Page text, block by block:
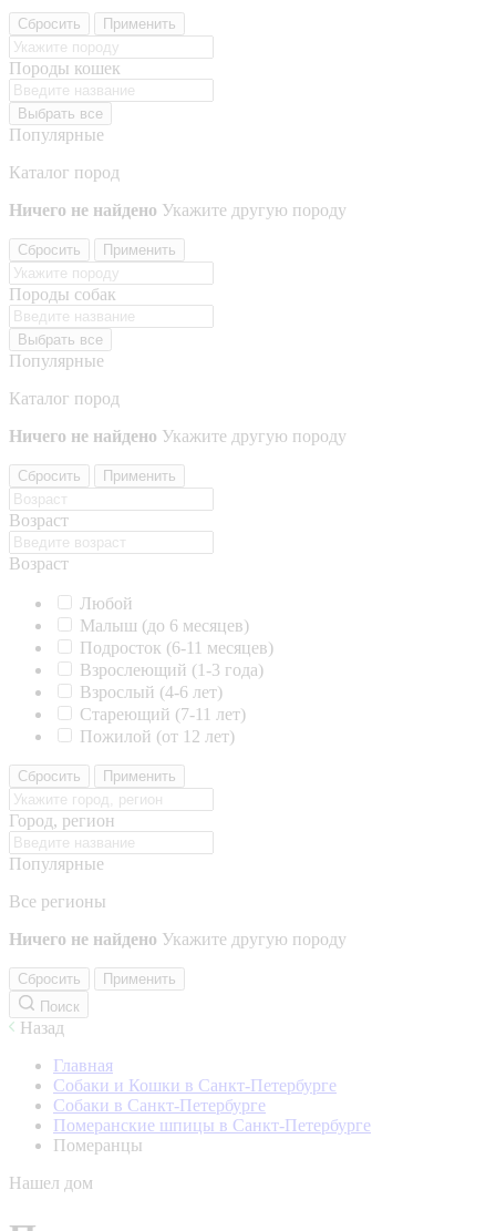
Сбросить Применить
Породы кошек
Выбрать все
Популярные
Каталог пород
Ничего не найдено Укажите другую породу
Сбросить Применить
Породы собак
Выбрать все
Популярные
Каталог пород
Ничего не найдено Укажите другую породу
Сбросить Применить
Возраст
Возраст
Любой
Малыш (до 6 месяцев)
Подросток (6-11 месяцев)
Взрослеющий (1-3 года)
Взрослый (4-6 лет)
Стареющий (7-11 лет)
Пожилой (от 12 лет)
Сбросить Применить
Город, регион
Популярные
Все регионы
Ничего не найдено Укажите другую породу
Сбросить
Применить
Поиск
Назад
Главная
Собаки и Кошки в Санкт-Петербурге
Собаки в Санкт-Петербурге
Померанские шпицы в Санкт-Петербурге
Померанцы
Нашел дом